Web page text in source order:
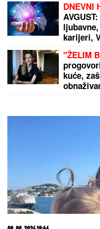
DNEVNI
karijeri,
"ŽELIM
kuće,